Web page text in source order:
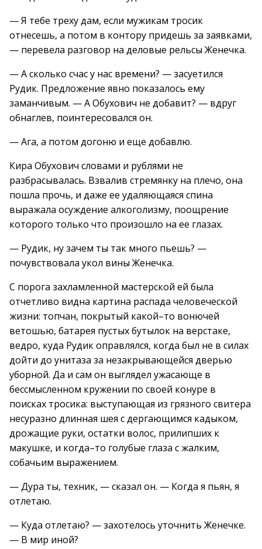
— Я тебе треху дам, если мужикам тросик
отнесешь, а потом в контору придешь за заявками,
— перевела разговор на деловые рельсы Женечка.
— А сколько счас у нас времени? — засуетился
Рудик. Предложение явно показалось ему
заманчивым. — А Обухович не добавит? — вдруг
обнаглев, поинтересовался он.
— Ага, а потом догоню и еще добавлю.
Кира Обухович словами и рублями не
разбрасывалась. Взвалив стремянку на плечо, она
пошла прочь, и даже ее удаляющаяся спина
выражала осуждение алкоголизму, поощрение
которого только что произошло на ее глазах.
— Рудик, ну зачем ты так много пьешь? —
почувствовала укол вины Женечка.
С порога захламленной мастерской ей была
отчетливо видна картина распада человеческой
жизни: топчан, покрытый какой–то вонючей
ветошью, батарея пустых бутылок на верстаке,
ведро, куда Рудик оправлялся, когда был не в силах
дойти до унитаза за незакрывающейся дверью
уборной. Да и сам он выглядел ужасающе в
бессмысленном кружении по своей конуре в
поисках тросика: выступающая из грязного свитера
несуразно длинная шея с дергающимся кадыком,
дрожащие руки, остатки волос, прилипших к
макушке, и когда–то голубые глаза с жалким,
собачьим выражением.
— Дура ты, техник, — сказал он. — Когда я пьян, я
отлетаю.
— Куда отлетаю? — захотелось уточнить Женечке.
— В мир иной?